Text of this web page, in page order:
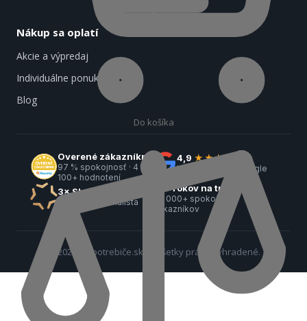
Do košíka
Nákup sa oplatí
Akcie a výpredaj
Individuálne ponuky
Blog
Overené zákazníkmi
97 % spokojnosť · 4
100+ hodnotení
4,9 ★★★★★
hodnotenie na Google
3× ShopRoku
1× víťaz · 2× finalista
18+ rokov na trhu
42 000+ spokojných
zákazníkov
© 2026 e-spotrebiče.sk — Všetky práva vyhradené.